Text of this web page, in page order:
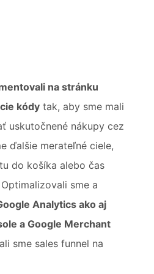
na stránku
kódy tak, aby sme mali
uskutočnené nákupy cez
ďalšie merateľné ciele,
do košíka alebo čas
sme a
Analytics ako aj
a Google Merchant
sme sales funnel na